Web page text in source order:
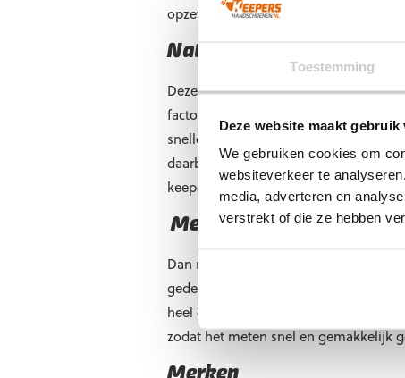
Toestemming
Deze website maakt gebruik
We gebruiken cookies om
websiteverkeer te
media, adverteren en
verstrekt of die ze hebben
opzet van deze handschoen is een
Natuurgras of kunstgras
Deze vraag is zeer belangrijk
factor. Natuurgras is namelijk een
sneller door de wrijving met de
daarbij aansluit. Je hebt namelijk een
keepershandschoenen gebruiken
Meten is weten
Dan niet algeheel onbelangrijk is de
gedeelte zonder daar je duim in mee
heel erg belangrijk want wanneer
zodat het meten snel en gemakkelijk